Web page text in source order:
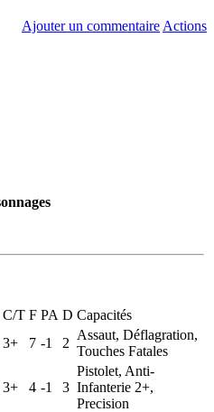
Ajouter un commentaire Actions
C/T F PA D Capacités
3+ 7 -1 2
Assaut, Déflagration,
Touches Fatales
3+ 4 -1 3
Pistolet, Anti-
Infanterie 2+,
Precision